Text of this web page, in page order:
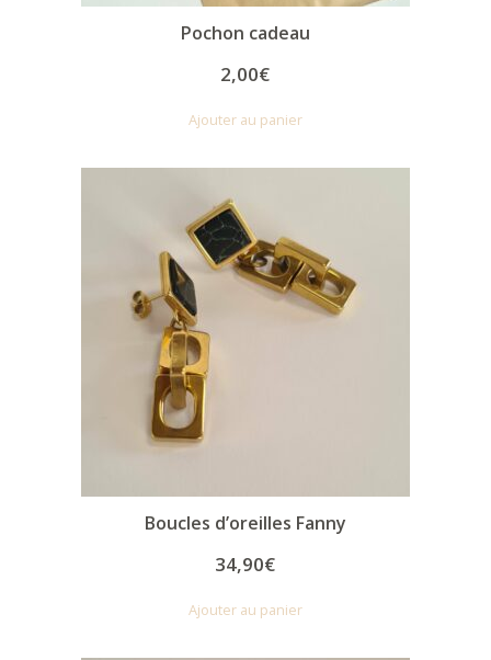
Pochon cadeau
2,00€
Ajouter au panier
Boucles d’oreilles Fanny
34,90€
Ajouter au panier